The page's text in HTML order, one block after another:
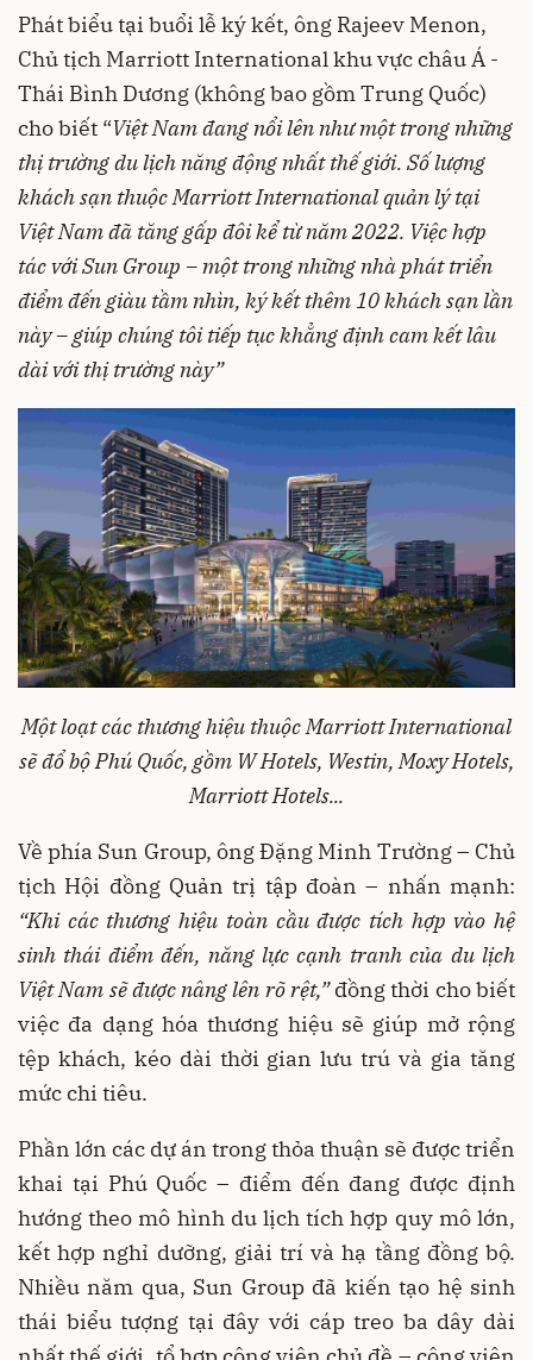
Phát biểu tại buổi lễ ký kết, ông Rajeev Menon,
Chủ tịch Marriott International khu vực châu Á -
Thái Bình Dương (không bao gồm Trung Quốc)
cho biết “ViệtNamđangnổilênnhưmột trongnhững
thị trườngdulịchnăngđộngnhất thếgiới. Sốlượng
kháchsạn thuộcMarriott Internationalquảnlý tại
ViệtNamđã tănggấp đôikể từnăm2022. Việchợp
tácvớiSun Group –một trongnhữngnhàphát triển
điểmđếngiàu tầmnhìn, kýkết thêm10kháchsạnlần
này–giúp chúng tôi tiếp tụckhẳngđịnhcamkếtlâu
dàivới thị trườngnày”
Mộtloạtcác thươnghiệu thuộcMarriott International
sẽđổbộPhú Quốc, gồm W Hotels, Westin,MoxyHotels,
Marriott Hotels...
Về phía Sun Group, ông Đặng Minh Trường – Chủ
tịch Hội đồng Quản trị tập đoàn – nhấn mạnh:
“Khi các thương hiệu toàn cầu được tích hợp vào hệ
sinh thái điểm đến, năng lực cạnh tranh của dulịch
ViệtNam sẽđượcnânglên rõrệt,”đồng thời cho biết
việc đa dạng hóa thương hiệu sẽ giúp mở rộng
tệp khách, kéo dài thời gian lưu trú và gia tăng
mức chi tiêu.
Phần lớn các dự án trong thỏa thuận sẽ được triển
khai tại Phú Quốc – điểm đến đang được định
hướng theo mô hình du lịch tích hợp quy mô lớn,
kết hợp nghỉ dưỡng, giải trí và hạ tầng đồng bộ.
Nhiều năm qua, Sun Group đã kiến tạo hệ sinh
thái biểu tượng tại đây với cáp treo ba dây dài